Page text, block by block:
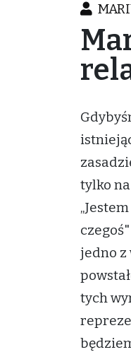
tylko
jedno z
tych